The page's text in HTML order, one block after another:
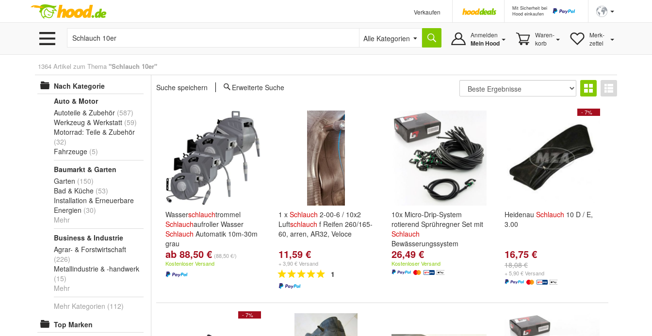
Verkaufen
Mit Sicherheit bei
Hood einkaufen
Alle Kategorien Anmelden
Mein Hood
Waren-
korb
Merk-
zettel
1364 Artikel zum Thema "Schlauch 10er"
Nach Kategorie
Auto & Motor
Autoteile & Zubehör (587)
Werkzeug & Werkstatt (59)
Motorrad: Teile & Zubehör
(32)
Fahrzeuge (5)
Baumarkt & Garten
Garten (150)
Bad & Küche (53)
Installation & Erneuerbare
Energien (30)
Mehr
Business & Industrie
Agrar- & Forstwirtschaft
(226)
Metallindustrie & -handwerk
(15)
Mehr
Mehr Kategorien (112)
Top Marken
Suche speichern Erweiterte Suche
Wasserschlauchtrommel
Schlauchaufroller Wasser
Schlauch Automatik 10m-30m
grau
Länge:15 Meter,30 Meter
Meterundweitere ...
ab 88,50 € (88,50 €/)
Kostenloser Versand
1 x Schlauch 2-00-6 / 10x2
Luftschlauch f Reifen 260/165-
60, arren, AR32, Veloce
11,59 €
+ 3,90 € Versand
1
10x Micro-Drip-System
rotierend Sprühregner Set mit
Schlauch
Bewässerungssystem
26,49 €
Kostenloser Versand
- 7%
Heidenau Schlauch 10 D / E,
3.00
16,75 €
18,08 €
+ 5,90 € Versand
- 7%